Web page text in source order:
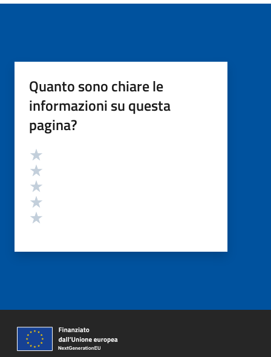
Quanto sono chiare le
informazioni su questa
pagina?
Valutazione